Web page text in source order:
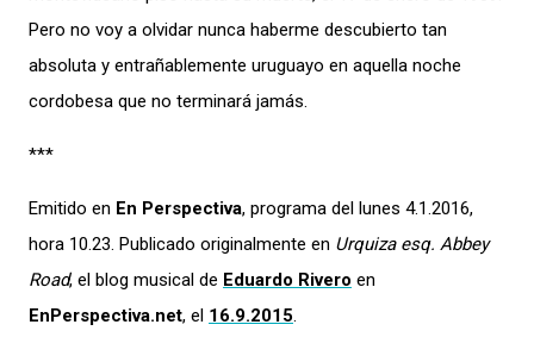
Pero no voy a olvidar nunca haberme descubierto tan
absoluta y entrañablemente uruguayo en aquella noche
cordobesa que no terminará jamás.
***
Emitido en En Perspectiva, programa del lunes 4.1.2016,
hora 10.23. Publicado originalmente en Urquiza esq. Abbey
Road, el blog musical de Eduardo Rivero en
EnPerspectiva.net, el 16.9.2015.